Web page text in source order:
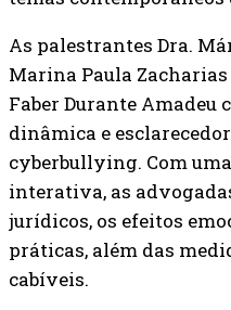
As palestrantes Dra.
Marina Paula
Faber Durante
dinâmica e
cyberbullying. Com
interativa, as
jurídicos, os efeitos
práticas, além das
cabíveis.